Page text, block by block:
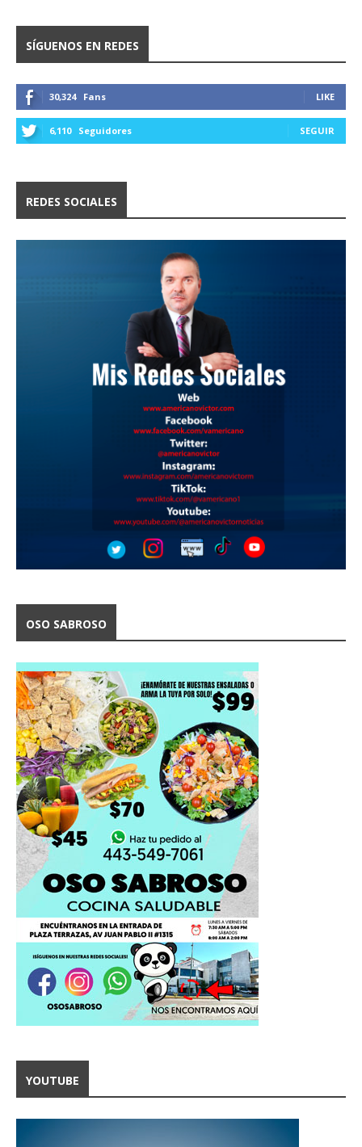
SÍGUENOS EN REDES
30,324 Fans LIKE
6,110 Seguidores SEGUIR
REDES SOCIALES
OSO SABROSO
YOUTUBE